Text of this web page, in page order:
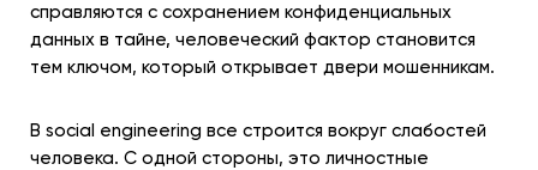
справляются с сохранением конфиденциальных
данных в тайне, человеческий фактор становится
тем ключом, который открывает двери мошенникам.
В social engineering все строится вокруг слабостей
человека. С одной стороны, это личностные